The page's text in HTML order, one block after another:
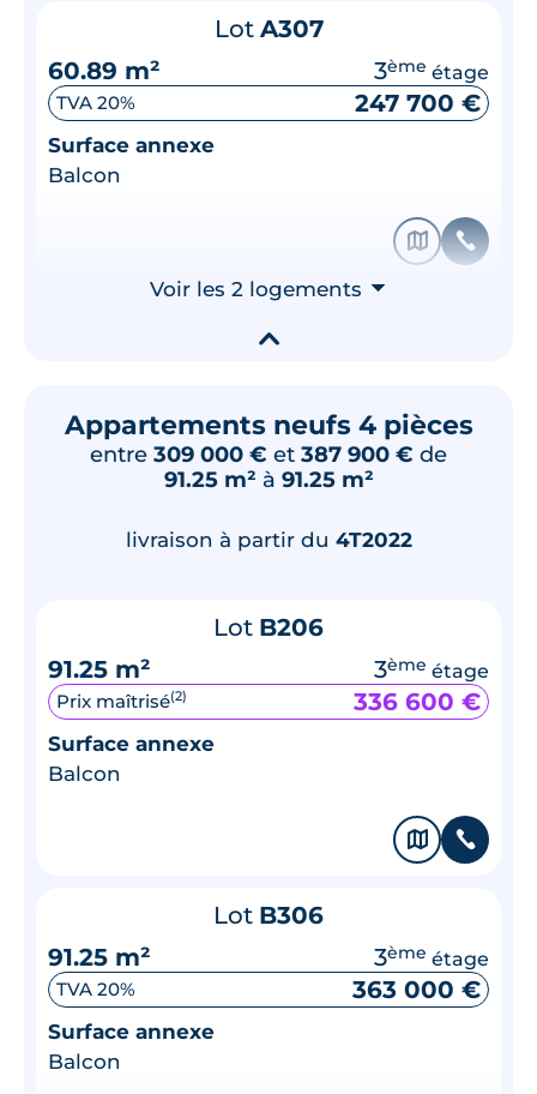
Lot A307
60.89 m²
3ème étage
TVA 20% 247 700 €
Surface annexe
Balcon
🗞 📞
Voir les 2 logements ⮟
▾
Appartements neufs 4 pièces
entre 309 000 € et 387 900 € de
91.25 m² à 91.25 m²
livraison à partir du 4T2022
Lot B206
91.25 m²
3ème étage
Prix maîtrisé(2) 336 600 €
Surface annexe
Balcon
🗞 📞
Lot B306
91.25 m²
3ème étage
TVA 20% 363 000 €
Surface annexe
Balcon